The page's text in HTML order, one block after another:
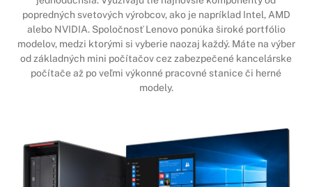
popredných svetových výrobcov, ako je napríklad Intel, AMD
alebo NVIDIA. Spoločnosť Lenovo ponúka široké portfólio
modelov, medzi ktorými si vyberie naozaj každý. Máte na výber
od základných mini počítačov cez zabezpečené kancelárske
počítače až po veľmi výkonné pracovné stanice či herné
modely.